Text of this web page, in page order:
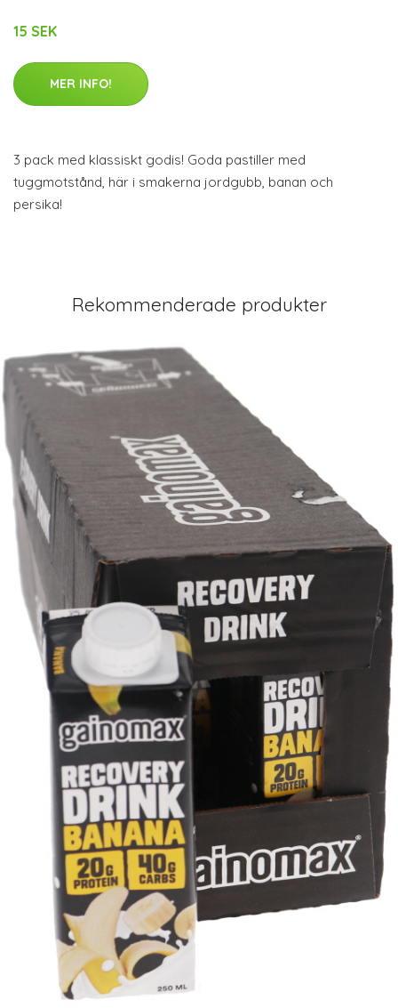
15 SEK
MER INFO!
3 pack med klassiskt godis! Goda pastiller med
tuggmotstånd, här i smakerna jordgubb, banan och
persika!
Rekommenderade produkter